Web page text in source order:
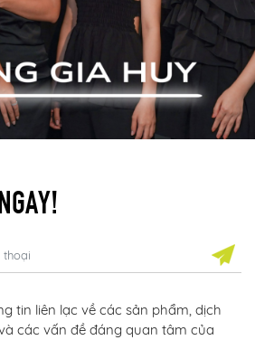
tin liên lạc về các sản phẩm, dịch
các vấn đề đáng quan tâm của